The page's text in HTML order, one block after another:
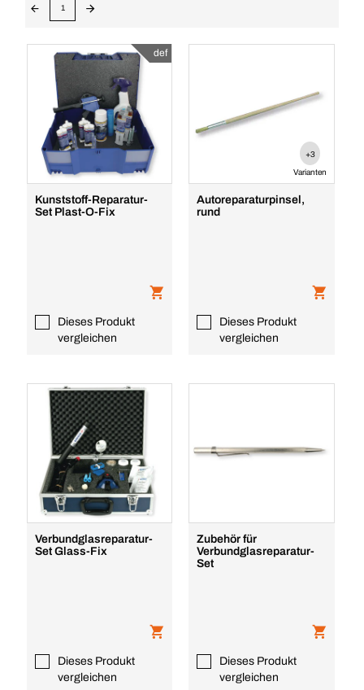
1
def
Kunststoff-Reparatur-
Set Plast-O-Fix
Dieses Produkt
vergleichen
+3
Varianten
Autoreparaturpinsel,
rund
Dieses Produkt
vergleichen
Verbundglasreparatur-
Set Glass-Fix
Dieses Produkt
vergleichen
Zubehör für
Verbundglasreparatur-
Set
Dieses Produkt
vergleichen